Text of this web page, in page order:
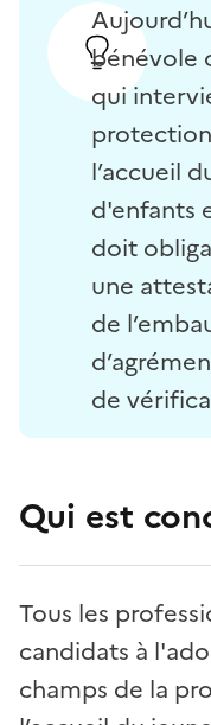
bénévole
qui
l’accueil
d'enfants
doit
une
de
de
Qui est
Tous les
candidats à
champs de la